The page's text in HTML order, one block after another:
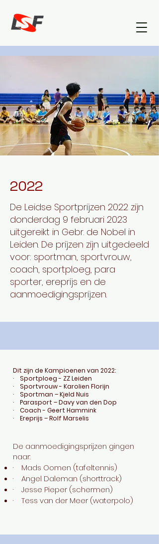
2022
De Leidse Sportprijzen 2022 zijn
donderdag 9 februari 2023
uitgereikt in Gebr. de Nobel in
Leiden. De prijzen zijn uitgedeeld
voor: sportman, sportvrouw,
coach, sportploeg, para
sporter, ereprijs en de
aanmoedigingsprijzen.
Dit zijn de Kampioenen van 2022:
· Sportploeg - ZZ Leiden
· Sportvrouw - Karolien Florijn
· Sportman – Kjeld Nuis
· Parasport – Davy van den Dop
· Coach - Geert Hammink
· Ereprijs – Rolf Marselis
​De ​aanmoedigingsprijzen gingen
naar:​
· Mads Oomen (tafeltennis)
· Angel Daleman (shorttrack)
· Jesse Pieper (schermen)
· Tess van der Meer (waterpolo)